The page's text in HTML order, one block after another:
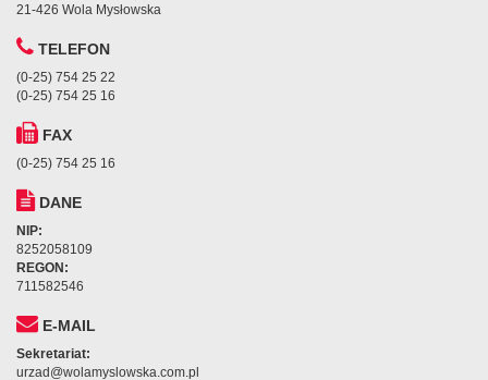
21-426 Wola Mysłowska
TELEFON
(0-25) 754 25 22
(0-25) 754 25 16
FAX
(0-25) 754 25 16
DANE
NIP:
8252058109
REGON:
711582546
E-MAIL
Sekretariat:
urzad@wolamyslowska.com.pl